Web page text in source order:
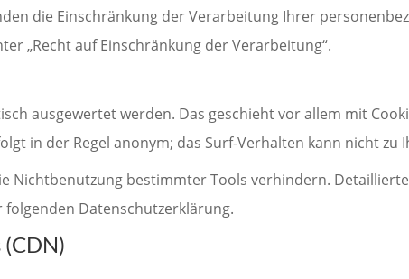
die Einschränkung der Verarbeitung Ihrer
„Recht auf Einschränkung der Verarbeitung“.
ausgewertet werden. Das geschieht vor allem mit
in der Regel anonym; das Surf-Verhalten kann nicht zu
Nichtbenutzung bestimmter Tools verhindern.
Datenschutzerklärung.